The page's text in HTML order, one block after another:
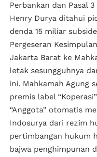
Perbankan dan Pasal
Henry Durya ditahui
denda 15 miliar
Pergeseran
Jakarta Barat ke
letak sesungguhnya
ini. Mahkamah Agung
premis label
“Anggota” otomatis
Indosurya dari rezim
pertimbangan hukum
bajwa penghimpunan